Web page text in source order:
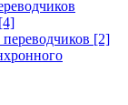
[4]
[2]